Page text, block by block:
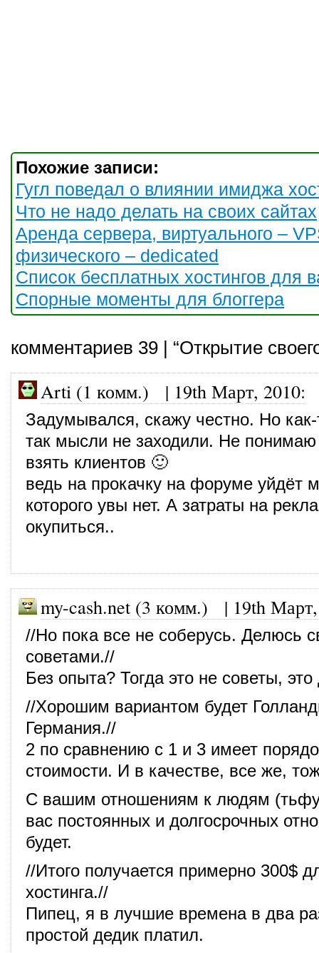
Похожие записи:
Гугл поведал о влиянии имиджа
Что не надо делать на своих сайтах
Аренда сервера, виртуального –
физического – dedicated
Список бесплатных хостингов для
Спорные моменты для блоггера
комментариев 39 | “Открытие
Arti (1 комм.) | 19th Март, 2010:
Задумывался, скажу честно. Но
так мысли не заходили. Не понимаю
взять клиентов 🙂
ведь на прокачку на форуме уйдёт
которого увы нет. А затраты на
окупиться..
my-cash.net (3 комм.) | 19th
//Но пока все не соберусь. Делюсь
советами.//
Без опыта? Тогда это не советы,
//Хорошим вариантом будет
Германия.//
2 по сравнению с 1 и 3 имеет
стоимости. И в качестве, все же,
С вашим отношениям к людям
вас постоянных и долгосрочных
будет.
//Итого получается примерно 300$
хостинга.//
Пипец, я в лучшие времена в два
простой дедик платил.